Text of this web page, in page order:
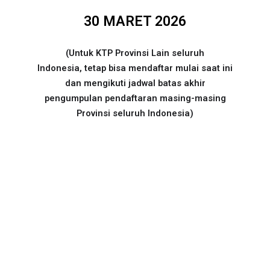
30 MARET 2026
(Untuk KTP Provinsi Lain seluruh
Indonesia, tetap bisa mendaftar mulai saat ini
dan mengikuti jadwal batas akhir
pengumpulan pendaftaran masing-masing
Provinsi seluruh Indonesia)